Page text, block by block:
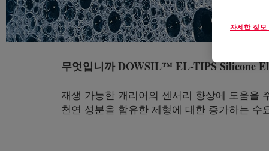
무엇입니까DOWSIL™ EL-TIPS Silicone
재생 가능한 캐리어의 센서리 향상에 도움을
천연 성분을 함유한 제형에 대한 증가하는
자세한 정보